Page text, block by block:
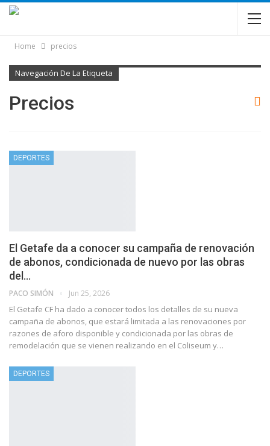
Home precios
Navegación De La Etiqueta
Precios
DEPORTES
El Getafe da a conocer su campaña de renovación
de abonos, condicionada de nuevo por las obras
del…
PACO SIMÓN Jun 25, 2026
El Getafe CF ha dado a conocer todos los detalles de su nueva
campaña de abonos, que estará limitada a las renovaciones por
razones de aforo disponible y condicionada por las obras de
remodelación que se vienen realizando en el Coliseum y…
DEPORTES